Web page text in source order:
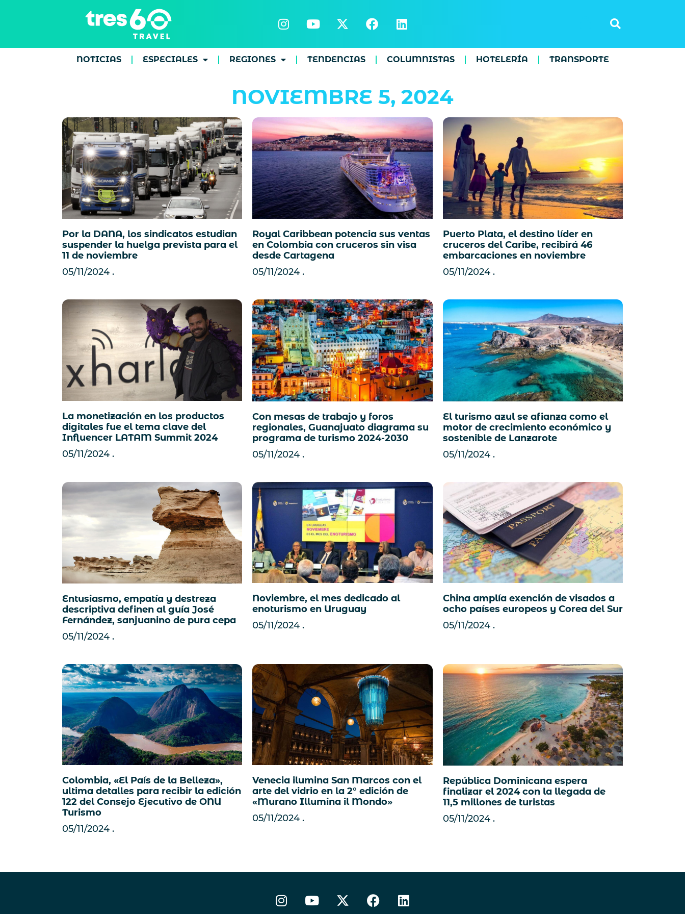
NOTICIAS ESPECIALES REGIONES TENDENCIAS COLUMNISTAS HOTELERÍA TRANSPORTE
NOVIEMBRE 5, 2024
Por la DANA, los sindicatos estudian
suspender la huelga prevista para el
11 de noviembre
05/11/2024
Royal Caribbean potencia sus ventas
en Colombia con cruceros sin visa
desde Cartagena
05/11/2024
Puerto Plata, el destino líder en
cruceros del Caribe, recibirá 46
embarcaciones en noviembre
05/11/2024
La monetización en los productos
digitales fue el tema clave del
Influencer LATAM Summit 2024
05/11/2024
Con mesas de trabajo y foros
regionales, Guanajuato diagrama su
programa de turismo 2024-2030
05/11/2024
El turismo azul se afianza como el
motor de crecimiento económico y
sostenible de Lanzarote
05/11/2024
Entusiasmo, empatía y destreza
descriptiva definen al guía José
Fernández, sanjuanino de pura cepa
05/11/2024
Noviembre, el mes dedicado al
enoturismo en Uruguay
05/11/2024
China amplía exención de visados a
ocho países europeos y Corea del Sur
05/11/2024
Colombia, «El País de la Belleza»,
ultima detalles para recibir la edición
122 del Consejo Ejecutivo de ONU
Turismo
05/11/2024
Venecia ilumina San Marcos con el
arte del vidrio en la 2° edición de
«Murano Illumina il Mondo»
05/11/2024
República Dominicana espera
finalizar el 2024 con la llegada de
11,5 millones de turistas
05/11/2024